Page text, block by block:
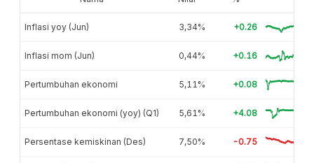
Inflasi yoy (Jun) 3,34% +0.26
Inflasi mom (Jun) 0,44% +0.16
Pertumbuhan ekonomi 5,11% +0.08
Pertumbuhan ekonomi (yoy) (Q1) 5,61% +4.08
Persentase kemiskinan (Des) 7,50% -0.75